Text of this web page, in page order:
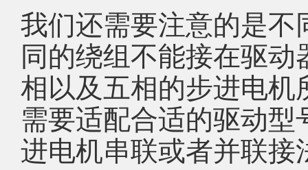
我们还需要注意的是
同的绕组不能接在驱
相以及五相的步进电
需要适配合适的驱动
进电机串联或者并联接